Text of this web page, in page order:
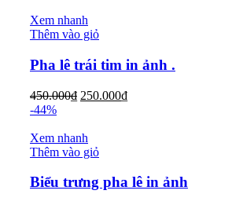
Xem nhanh
Thêm vào giỏ
Pha lê trái tim in ảnh .
450.000₫ 250.000₫
-44%
Xem nhanh
Thêm vào giỏ
Biểu trưng pha lê in ảnh